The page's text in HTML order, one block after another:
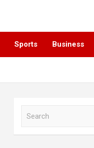
Sports Business